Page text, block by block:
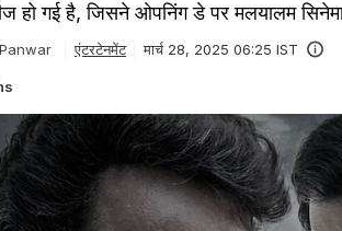
हो गई है, जिसने ओपनिंग डे पर मलयालम
एंटरटेनमेंट मार्च 28, 2025 06:25 IST